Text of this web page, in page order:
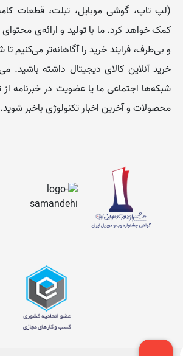
(لپ تاپ، گوشی موبایل، تبلت، قطعات
کمک خواهد کرد. ما با تولید و ارائه‌ی محتوای
و بی‌طرف، فرایند خرید را آگاهانه‌تر می‌کنیم
خرید آنلاین کالای دیجیتال داشته باشید.
شبکه‌ها اجتماعی ما یا عضویت در خبرنامه
محصولات و آخرین اخبار تکنولوژی باخبر شوید.